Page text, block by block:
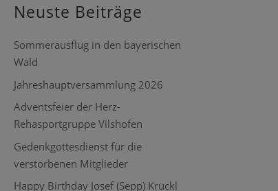
Neuste Beiträge
Sommerausflug in den bayerischen
Wald
Jahreshauptversammlung 2026
Adventsfeier der Herz-
Rehasportgruppe Vilshofen
Gedenkgottesdienst für die
verstorbenen Mitglieder
Happy Birthday Josef (Sepp) Krückl